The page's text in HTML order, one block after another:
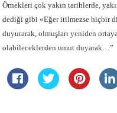
Örnekleri çok yakın tarihlerde,
dediği gibi «Eğer itilmezse hiçbir
duyurarak, olmuşları yeniden
olabileceklerden umut duyarak…”